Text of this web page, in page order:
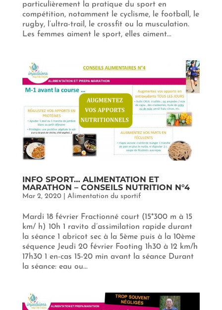
particulièrement la pratique du sport en
compétition, notamment le cyclisme, le football, le
rugby, l’ultra-trail, le crossfit ou la musculation.
Les femmes aiment le sport, elles aiment...
INFO SPORT… ALIMENTATION ET
MARATHON – CONSEILS NUTRITION N°4
Mar 2, 2020| Alimentation du sportif
Mardi 18 février Fractionné court (15*300 m à 15
km/ h) 10h 1 ravito d’assimilation rapide durant
la séance 1 abricot sec à la 5ème puis à la 10ème
séquence Jeudi 20 février Footing 1h30 à 12 km/h
17h30 1 en-cas 15-20 min avant la séance Durant
la séance: eau ou...